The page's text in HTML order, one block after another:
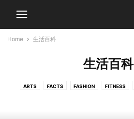
Home 生活百科
生活百科
ARTS FACTS FASHION FITNESS